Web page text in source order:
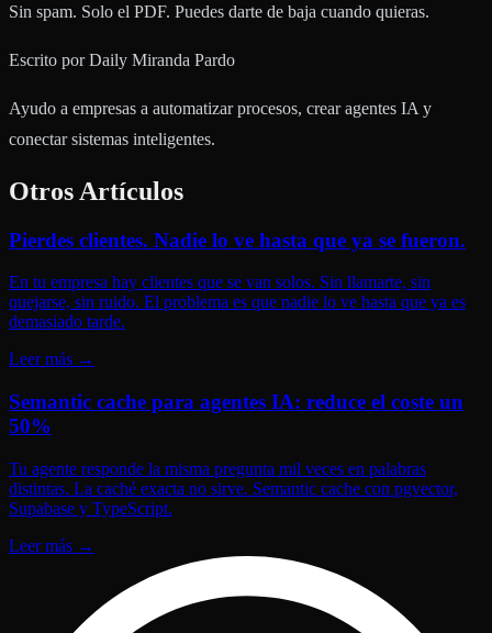
Sin spam. Solo el PDF. Puedes darte de baja cuando quieras.
Escrito por Daily Miranda Pardo
Ayudo a empresas a automatizar procesos, crear agentes IA y
conectar sistemas inteligentes.
Otros Artículos
Pierdes clientes. Nadie lo ve hasta que ya se fueron.
En tu empresa hay clientes que se van solos. Sin llamarte, sin
quejarse, sin ruido. El problema es que nadie lo ve hasta que ya es
demasiado tarde.
Leer más →
Semantic cache para agentes IA: reduce el coste un
50%
Tu agente responde la misma pregunta mil veces en palabras
distintas. La caché exacta no sirve. Semantic cache con pgvector,
Supabase y TypeScript.
Leer más →